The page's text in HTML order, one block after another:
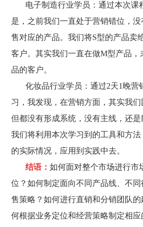
电子制造行业学员：通过本次课
是，之前我们一直处于营销错位，
售对应的产品。我们将S型的产品卖
客户。其实我们一直在做M型产品，
品的客户。
化妆品行业学员：通过2天1晚营
习，我发现，在营销方面，其实我们
但都没有形成系统，没有主线，还是
我们将利用本次学习到的工具和方
的实际情况，应用到实践中去。
结语：如何面对整个市场进行市
位？如何制定面向不同产品线、不
售策略？如何进行直销和分销团队
何根据业务定位和经营策略制定相